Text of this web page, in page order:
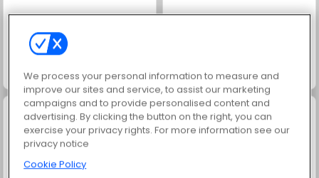
Juice Merge Grand Mahjong Connect
We process your personal information to measure and
improve our sites and service, to assist our marketing
campaigns and to provide personalised content and
advertising. By clicking the button on the right, you can
exercise your privacy rights. For more information see our
privacy notice
Cookie Policy